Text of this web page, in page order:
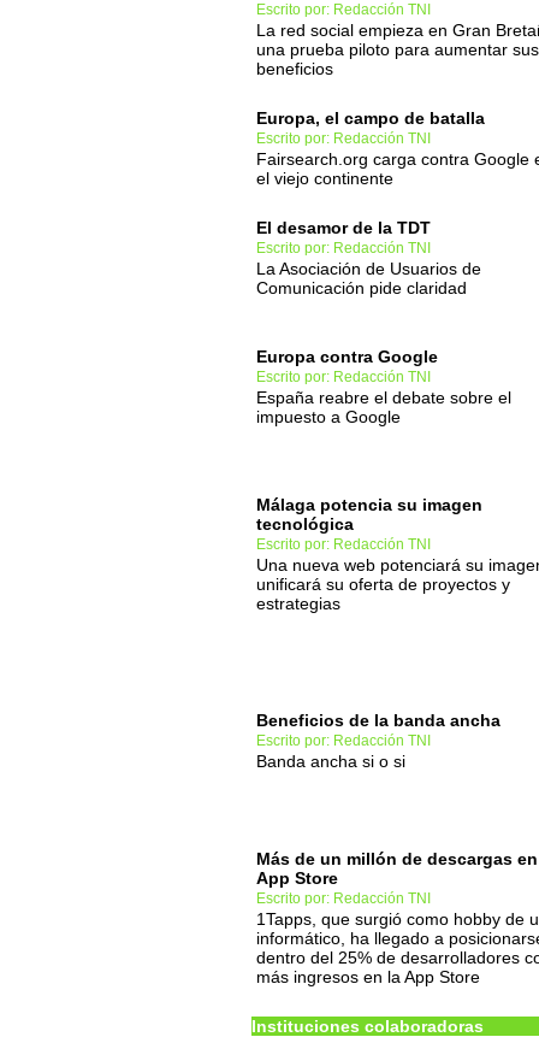
Escrito por: Redacción TNI
La red social empieza en Gran
una prueba piloto para aumentar sus
beneficios
Europa, el campo de batalla
Escrito por: Redacción TNI
Fairsearch.org carga contra Google
el viejo continente
El desamor de la TDT
Escrito por: Redacción TNI
La Asociación de Usuarios de
Comunicación pide claridad
Europa contra Google
Escrito por: Redacción TNI
España reabre el debate sobre el
impuesto a Google
Málaga potencia su imagen
tecnológica
Escrito por: Redacción TNI
Una nueva web potenciará su
unificará su oferta de proyectos y
estrategias
Beneficios de la banda ancha
Escrito por: Redacción TNI
Banda ancha si o si
Más de un millón de descargas en
App Store
Escrito por: Redacción TNI
1Tapps, que surgió como hobby de
informático, ha llegado a
dentro del 25% de desarrolladores
más ingresos en la App Store
Instituciones colaboradoras